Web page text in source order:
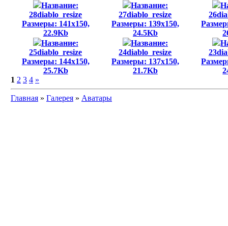
Название:
28diablo_resize
Размеры: 141x150,
22.9Kb
Название:
27diablo_resize
Размеры: 139x150,
24.5Kb
Название:
25diablo_resize
Размеры: 144x150,
25.7Kb
Название:
24diablo_resize
Размеры: 137x150,
21.7Kb
1 2 3 4 »
Главная » Галерея » Аватары